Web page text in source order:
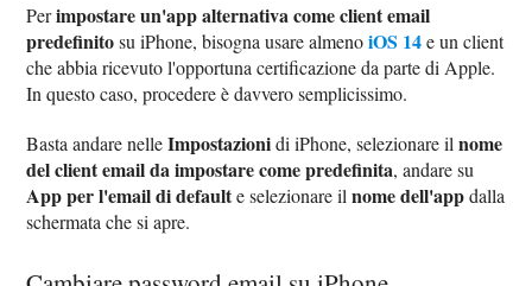
Perimpostare un'app alternativa come client email
predefinitosu iPhone, bisogna usare almenoiOS 14e un client
che abbia ricevuto l'opportuna certificazione da parte di Apple.
In questo caso, procedere è davvero semplicissimo.
Basta andare nelleImpostazionidi iPhone, selezionare ilnome
del client email da impostare come predefinita, andare su
App per l'email di defaulte selezionare ilnome dell'appdalla
schermata che si apre.